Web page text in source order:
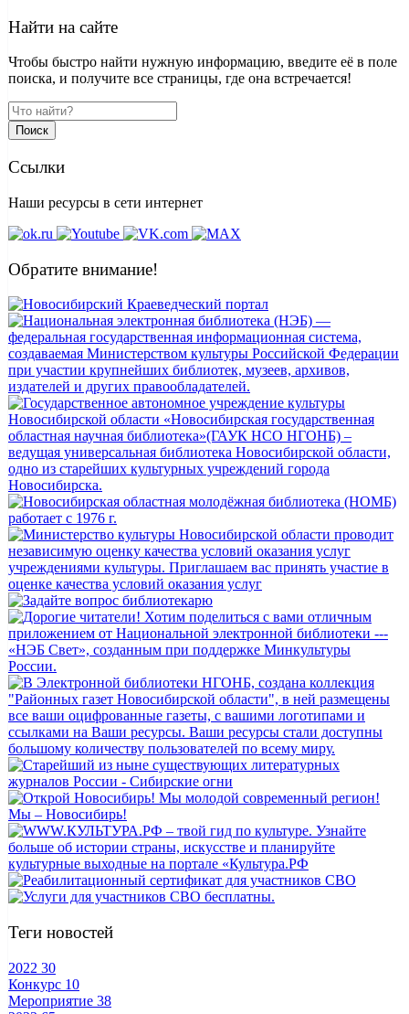
Найти на сайте
Чтобы быстро найти нужную информацию, введите её в поле
поиска, и получите все страницы, где она встречается!
Поиск
Ссылки
Наши ресурсы в сети интернет
Обратите внимание!
Теги новостей
2022 30
Конкурс 10
Мероприятие 38